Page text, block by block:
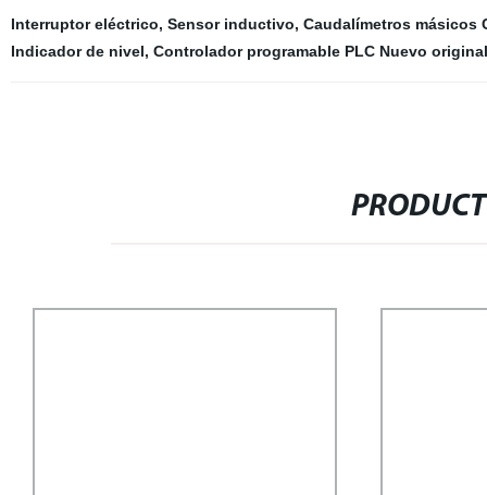
Interruptor eléctrico, Sensor inductivo, Caudalímetros másicos
Indicador de nivel, Controlador programable PLC Nuevo original